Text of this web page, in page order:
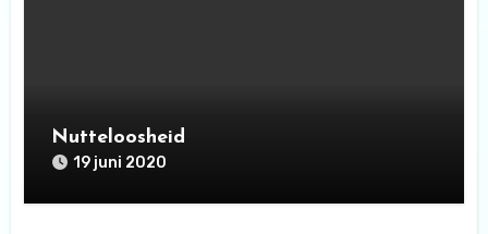
Nutteloosheid
19 juni 2020